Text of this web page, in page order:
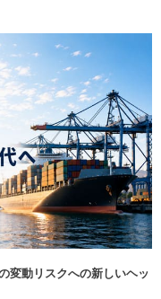
変動リスクへの新しいヘッ